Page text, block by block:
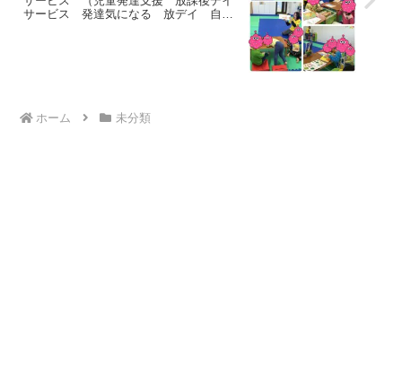
サービス 発達気になる 放デイ 自閉
ホーム 未分類